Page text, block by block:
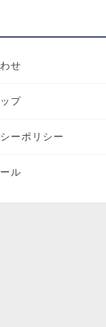
せ
プ
ーポリシー
ル